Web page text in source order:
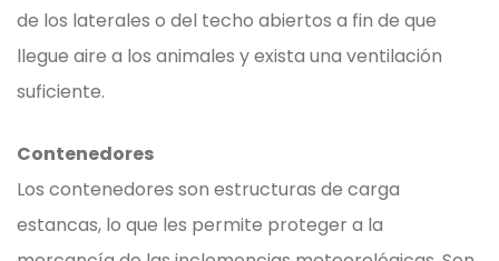
de los laterales o del techo abiertos a fin de que
llegue aire a los animales y exista una ventilación
suficiente.
Contenedores
Los contenedores son estructuras de carga
estancas, lo que les permite proteger a la